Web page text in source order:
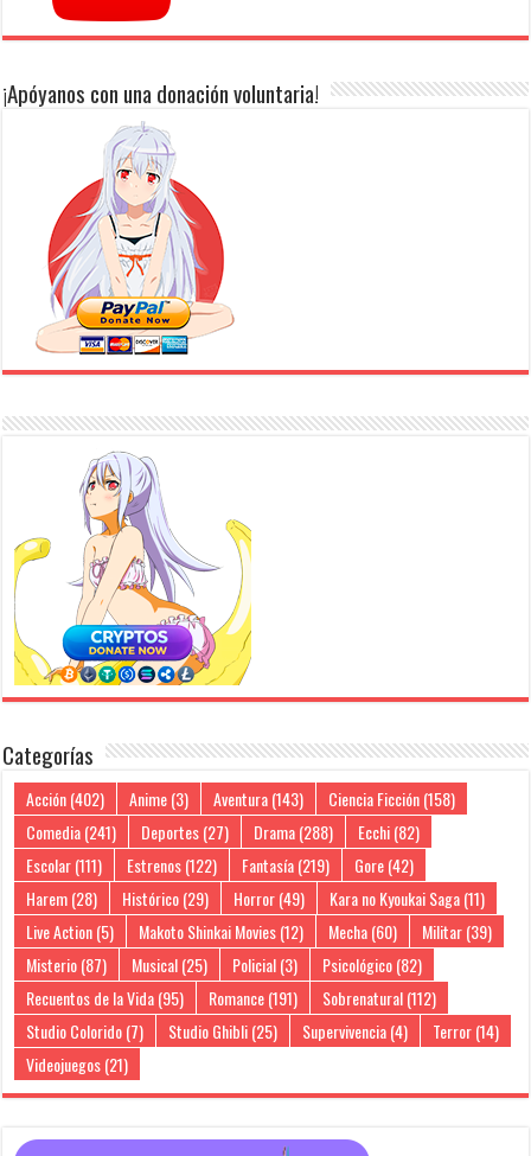
¡Apóyanos con una donación voluntaria!
Categorías
Acción(402) Anime(3) Aventura(143) Ciencia Ficción(158)
Comedia(241) Deportes(27) Drama(288) Ecchi(82)
Escolar(111) Estrenos(122) Fantasía(219) Gore(42)
Harem(28) Histórico(29) Horror(49) Kara no Kyoukai Saga(11)
Live Action(5) Makoto Shinkai Movies(12) Mecha(60) Militar(39)
Misterio(87) Musical(25) Policial(3) Psicológico(82)
Recuentos de la Vida(95) Romance(191) Sobrenatural(112)
Studio Colorido(7) Studio Ghibli(25) Supervivencia(4) Terror(14)
Videojuegos(21)